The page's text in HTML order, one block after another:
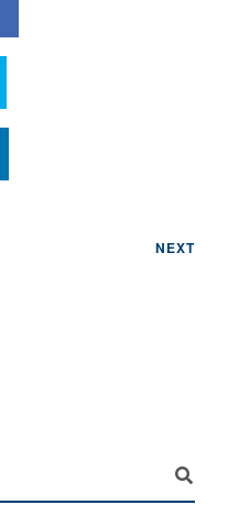
NEXT